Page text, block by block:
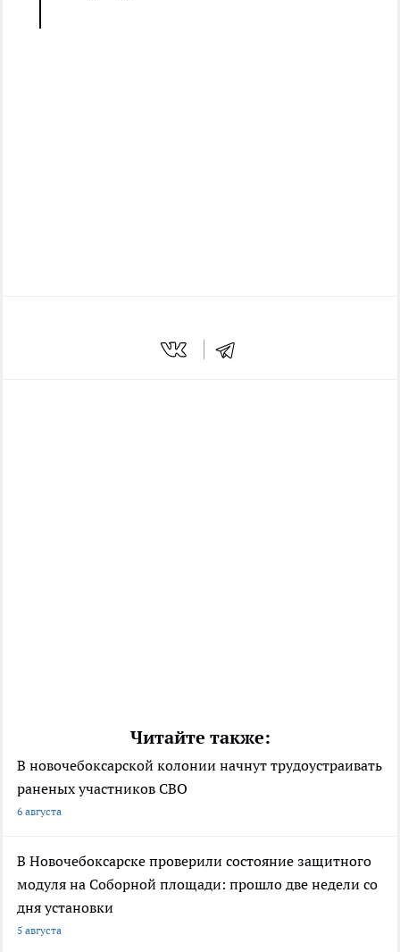
Читайте также:
В новочебоксарской колонии начнут трудоустраивать
раненых участников СВО
6 августа
В Новочебоксарске проверили состояние защитного
модуля на Соборной площади: прошло две недели со
дня установки
5 августа